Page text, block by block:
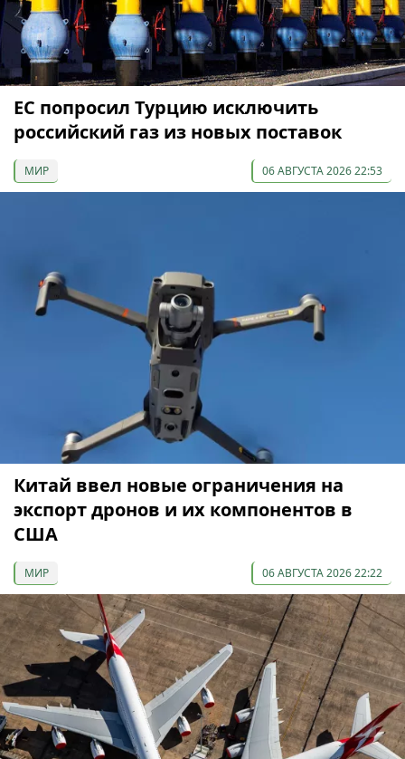
ЕС попросил Турцию исключить
российский газ из новых поставок
МИР 06 АВГУСТА 2026 22:53
Китай ввел новые ограничения на
экспорт дронов и их компонентов в
США
МИР 06 АВГУСТА 2026 22:22